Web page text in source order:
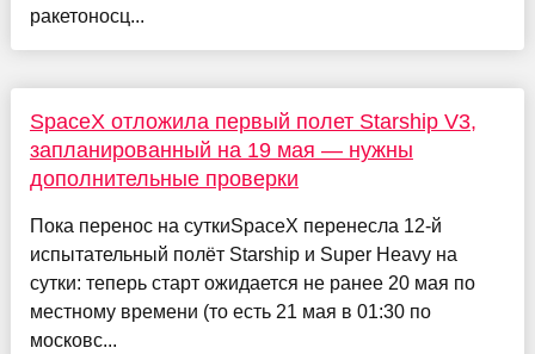
ракетоносц...
SpaceX отложила первый полет Starship V3,
запланированный на 19 мая — нужны
дополнительные проверки
Пока перенос на суткиSpaceX перенесла 12-й
испытательный полёт Starship и Super Heavy на
сутки: теперь старт ожидается не ранее 20 мая по
местному времени (то есть 21 мая в 01:30 по
московс...